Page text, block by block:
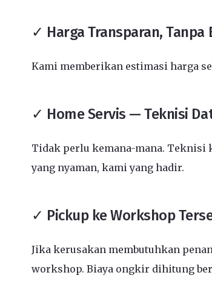
✓ Harga Transparan, Tanpa
Kami memberikan estimasi harga
✓ Home Servis — Teknisi
Tidak perlu kemana-mana. Teknisi
yang nyaman, kami yang hadir.
✓ Pickup ke Workshop
Jika kerusakan membutuhkan
workshop. Biaya ongkir dihitung